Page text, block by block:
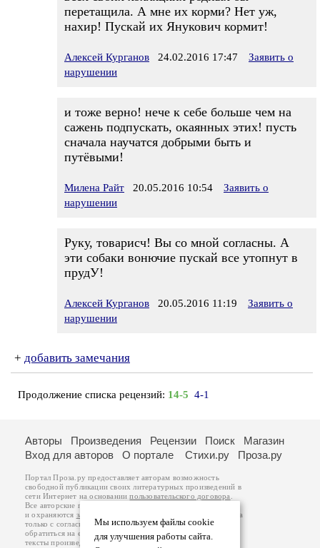
перетащила. А мне их корми? Нет уж,
нахир! Пускай их Янукович кормит!
Алексей Курганов 24.02.2016 17:47
Заявить о
нарушении
и тоже верно! нече к себе больше чем на
сажень подпускать, окаянных этих! пусть
сначала научатся добрыми быть и
путёвыми!
Милена Райт 20.05.2016 10:54
Заявить о
нарушении
Руку, товарисч! Вы со мной согласны. А
эти собаки вонючие пускай все утопнут в
прудУ!
Алексей Курганов 20.05.2016 11:19
Заявить о
нарушении
+ добавить замечания
Продолжение списка рецензий: 14-5 4-1
Мы используем файлы cookie
для улучшения работы сайта.
Авторы Произведения Рецензии Поиск
Магазин
Вход для авторов
О портале Стихи.ру Проза.ру
Портал Проза.ру предоставляет авторам возможность
свободной публикации своих литературных произведений в
сети Интернет на основаниипользовательского договора
Все авторские права на произведения принадлежат авторам
и охраняются законом
. Перепечатка произведений возможна
только с согласия его автора, к которому вы можете
обратиться на его авторской странице. Ответственность за
тексты произведений авторы несут самостоятельно на